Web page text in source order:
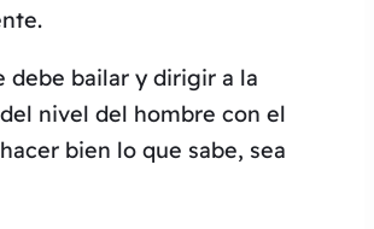
debe bailar y dirigir a la
nivel del hombre con el
bien lo que sabe, sea